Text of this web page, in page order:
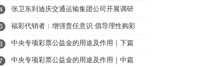
美景
张卫东到迪庆交通运输集团公司开展调研
福彩代销者：增强责任意识 倡导理性购彩
中央专项彩票公益金的用途及作用｜下篇
中央专项彩票公益金的用途及作用｜中篇